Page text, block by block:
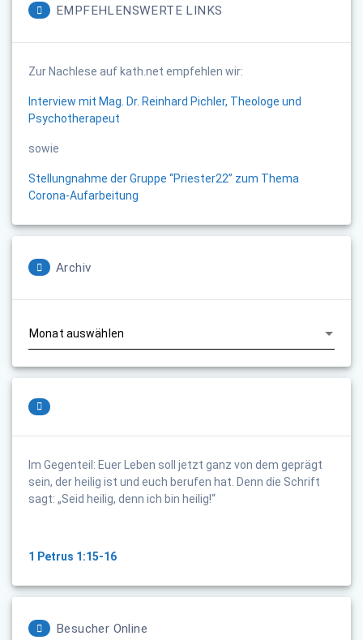
EMPFEHLENSWERTE LINKS
Zur Nachlese auf kath.net empfehlen wir:
Interview mit Mag. Dr. Reinhard Pichler, Theologe und
Psychotherapeut
sowie
Stellungnahme der Gruppe “Priester22” zum Thema
Corona-Aufarbeitung
Archiv
Im Gegenteil: Euer Leben soll jetzt ganz von dem geprägt
sein, der heilig ist und euch berufen hat. Denn die Schrift
sagt: „Seid heilig, denn ich bin heilig!“
1 Petrus 1:15-16
Besucher Online